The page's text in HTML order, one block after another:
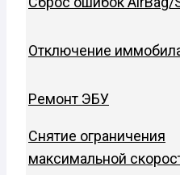
Отключение
Ремонт ЭБУ
Снятие ограничения
максимальной